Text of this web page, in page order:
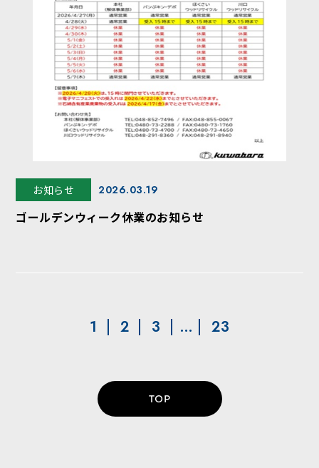
お知らせ 2026.03.19
ゴールデンウィーク休業のお知らせ
1 2 3 … 23
TOP